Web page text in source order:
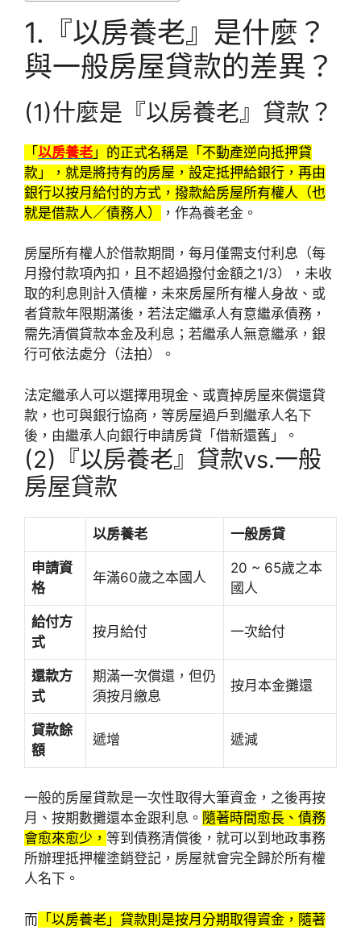
1.『以房養老』是什麼？
與一般房屋貸款的差異？
(1)什麼是『以房養老』貸款？
「以房養老 」的正式名稱是「不動產逆向抵押貸
款」，就是將持有的房屋，設定抵押給銀行，再由
銀行以按月給付的方式，撥款給房屋所有權人（也
就是借款人／債務人）
，作為養老金。
房屋所有權人於借款期間，每月僅需支付利息（每
月撥付款項內扣，且不超過撥付金額之1/3），未收
取的利息則計入債權，未來房屋所有權人身故、或
者貸款年限期滿後，若法定繼承人有意繼承債務，
需先清償貸款本金及利息；若繼承人無意繼承，銀
行可依法處分（法拍）。
法定繼承人可以選擇用現金、或賣掉房屋來償還貸
款，也可與銀行協商，等房屋過戶到繼承人名下
後，由繼承人向銀行申請房貸「借新還舊」。
(2)『以房養老』貸款vs.一般
房屋貸款
以房養老 一般房貸
申請資
格
年滿60歲之本國人
20 ~ 65歲之本
國人
給付方
式
按月給付 一次給付
還款方
式
期滿一次償還，但仍
須按月繳息
按月本金攤還
貸款餘
額
遞增 遞減
一般的房屋貸款是一次性取得大筆資金，之後再按
月、按期數攤還本金跟利息。 隨著時間愈長、債務
會愈來愈少， 等到債務清償後，就可以到地政事務
所辦理抵押權塗銷登記，房屋就會完全歸於所有權
人名下。
而 「以房養老」貸款則是按月分期取得資金，隨著